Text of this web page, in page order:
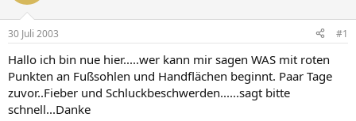
e
r
t
a
m
30 Juli 2003 #1
Hallo ich bin nue hier.....wer kann mir sagen WAS mit roten
Punkten an Fußsohlen und Handflächen beginnt. Paar Tage
zuvor..Fieber und Schluckbeschwerden......sagt bitte
schnell...Danke